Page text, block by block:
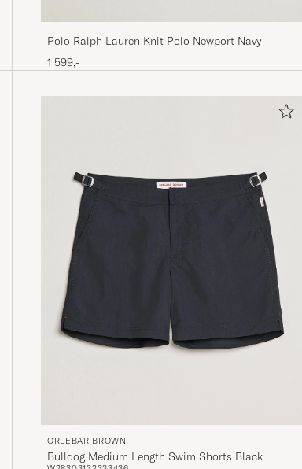
Polo Ralph Lauren Knit Polo Newport Navy
1 599,-
ORLEBAR BROWN
Bulldog Medium Length Swim Shorts Black